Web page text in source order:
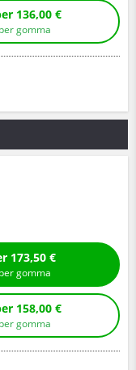
senza montaggio per 136,00 €
per gomma
con montaggio per 173,50 €
per gomma
senza montaggio per 158,00 €
per gomma